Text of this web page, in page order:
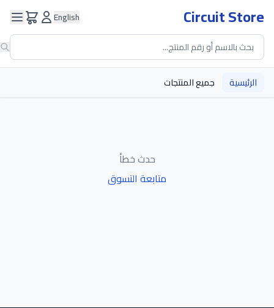
Circuit Store
English
الرئيسية جميع المنتجات
حدث خطأ
متابعة التسوق